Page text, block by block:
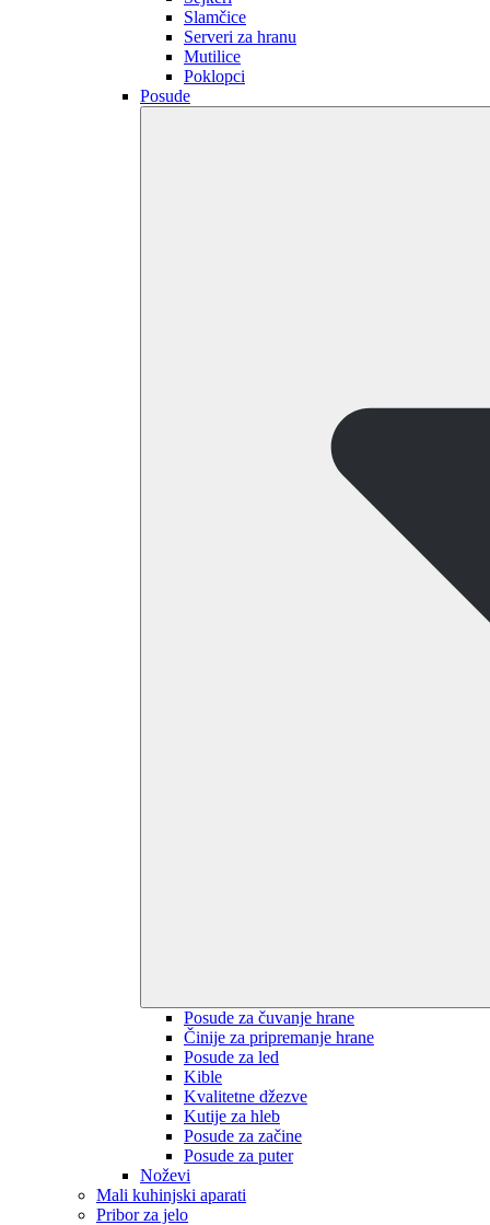
Slamčice
Serveri za hranu
Mutilice
Poklopci
Posude
Posude za čuvanje hrane
Činije za pripremanje hrane
Posude za led
Kible
Kvalitetne džezve
Kutije za hleb
Posude za začine
Posude za puter
Noževi
Mali kuhinjski aparati
Pribor za jelo